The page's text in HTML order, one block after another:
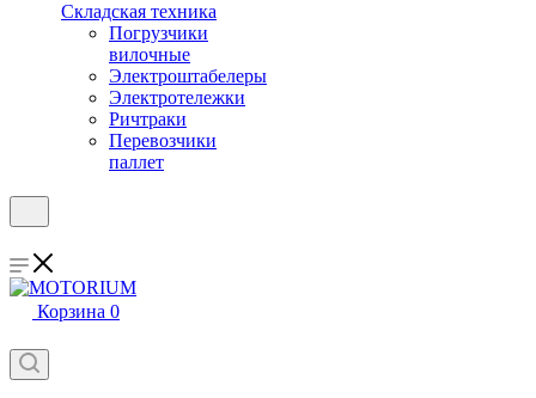
Складская техника
Погрузчики
вилочные
Электроштабелеры
Электротележки
Ричтраки
Перевозчики
паллет
Корзина 0